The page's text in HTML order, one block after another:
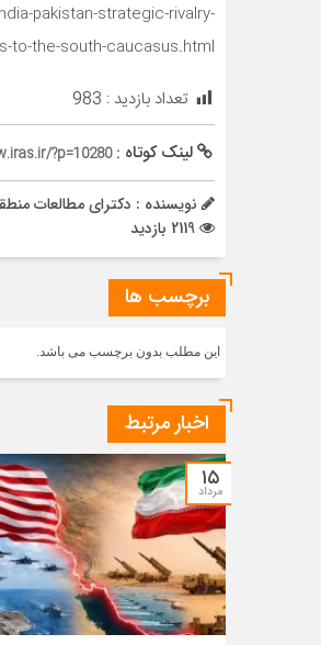
pakistan-strategic-rivalry-
to-the-south-caucasus.html
تعداد بازدید : 983
لینک کوتاه :?p=10280
نویسنده : دکترای مطالعات
برچسب ها
این مطلب بدون برچسب می باشد.
اخبار مرتبط
۱۵
مرداد